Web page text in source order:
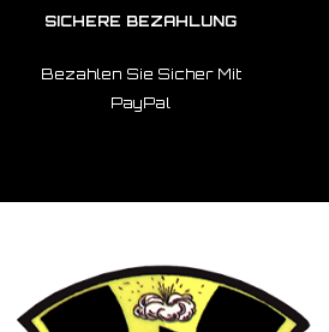
SICHERE BEZAHLUNG
Bezahlen Sie Sicher Mit
PayPal